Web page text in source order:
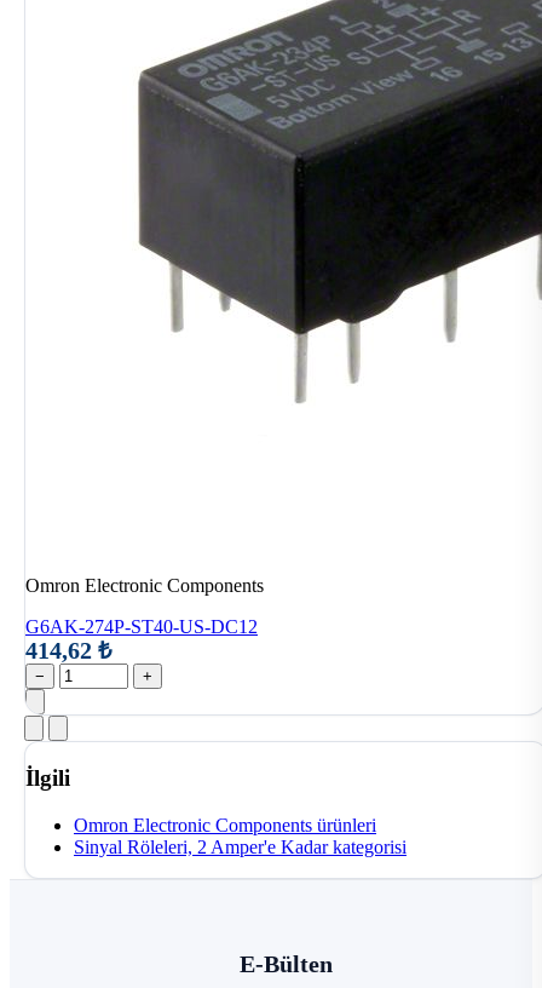
Omron Electronic Components
G6AK-274P-ST40-US-DC12
414,62 ₺
− +
İlgili
Omron Electronic Components ürünleri
Sinyal Röleleri, 2 Amper'e Kadar kategorisi
E-Bülten